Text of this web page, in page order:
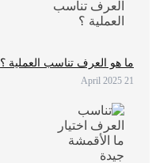
ما هو العرف تناسب العملية ؟
21 April 2025